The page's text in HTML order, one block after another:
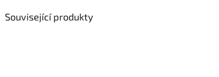
Související produkty